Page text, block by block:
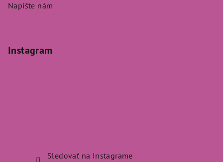
Napíšte nám
Instagram
Sledovať na Instagrame